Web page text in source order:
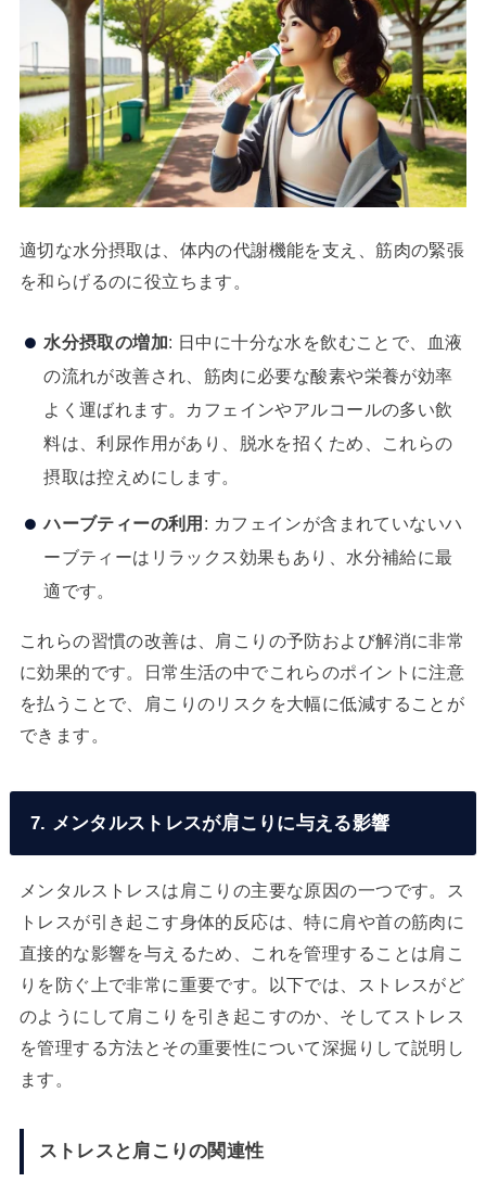
適切な水分摂取は、体内の代謝機能を支え、筋肉の緊張
を和らげるのに役立ちます。
水分摂取の増加: 日中に十分な水を飲むことで、血液
の流れが改善され、筋肉に必要な酸素や栄養が効率
よく運ばれます。カフェインやアルコールの多い飲
料は、利尿作用があり、脱水を招くため、これらの
摂取は控えめにします。
ハーブティーの利用 : カフェインが含まれていないハ
ーブティーはリラックス効果もあり、水分補給に最
適です。
これらの習慣の改善は、肩こりの予防および解消に非常
に効果的です。日常生活の中でこれらのポイントに注意
を払うことで、肩こりのリスクを大幅に低減することが
できます。
7. メンタルストレスが肩こりに与える影響
メンタルストレスは肩こりの主要な原因の一つです。ス
トレスが引き起こす身体的反応は、特に肩や首の筋肉に
直接的な影響を与えるため、これを管理することは肩こ
りを防ぐ上で非常に重要です。以下では、ストレスがど
のようにして肩こりを引き起こすのか、そしてストレス
を管理する方法とその重要性について深掘りして説明し
ます。
ストレスと肩こりの関連性